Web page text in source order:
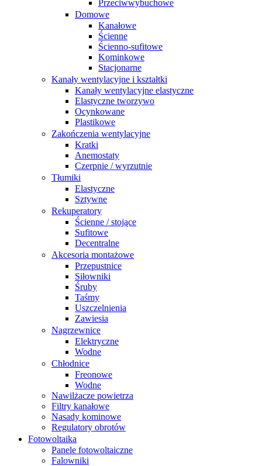
Przeciwwybuchowe
Domowe
Kanałowe
Ścienne
Ścienno-sufitowe
Kominkowe
Stacjonarne
Kanały wentylacyjne i kształtki
Kanały wentylacyjne elastyczne
Elastyczne tworzywo
Ocynkowane
Plastikowe
Zakończenia wentylacyjne
Kratki
Anemostaty
Czerpnie / wyrzutnie
Tłumiki
Elastyczne
Sztywne
Rekuperatory
Ścienne / stojące
Sufitowe
Decentralne
Akcesoria montażowe
Przepustnice
Siłowniki
Śruby
Taśmy
Uszczelnienia
Zawiesia
Nagrzewnice
Elektryczne
Wodne
Chłodnice
Freonowe
Wodne
Nawilżacze powietrza
Filtry kanałowe
Nasady kominowe
Regulatory obrotów
Fotowoltaika
Panele fotowoltaiczne
Falowniki